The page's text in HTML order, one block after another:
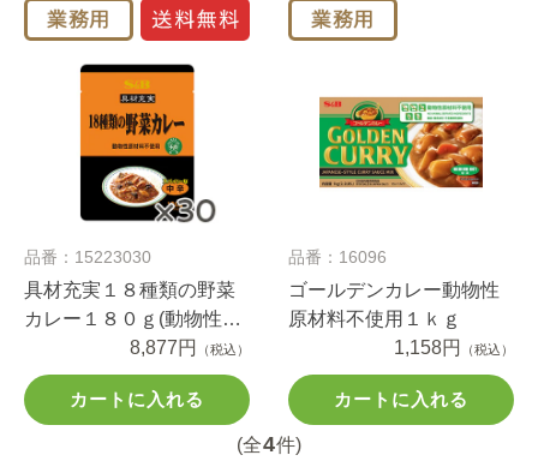
品番：15223030
具材充実１８種類の野菜
カレー１８０ｇ(動物性原
材料不使用)×3０個
8,877円 （税込）
カートに入れる
品番：16096
ゴールデンカレー動物性
原材料不使用１ｋｇ
1,158円
（税込）
カートに入れる
(全4件)